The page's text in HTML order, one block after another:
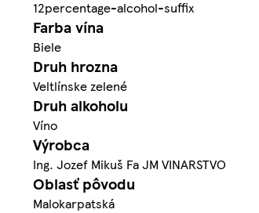
12percentage-alcohol-suffix
Farba vína
Biele
Druh hrozna
Veltlínske zelené
Druh alkoholu
Víno
Výrobca
Ing. Jozef Mikuš Fa JM VINARSTVO
Oblasť pôvodu
Malokarpatská